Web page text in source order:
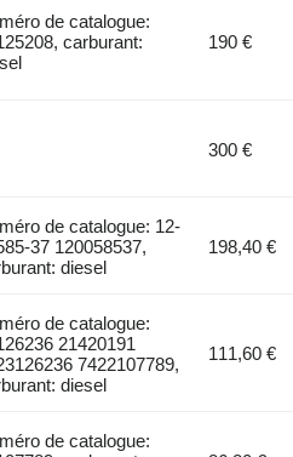
de catalogue:
carburant:
190 €
300 €
de catalogue: 12-
37 120058537,
diesel
198,40 €
de catalogue:
21420191
7422107789,
diesel
111,60 €
de catalogue: